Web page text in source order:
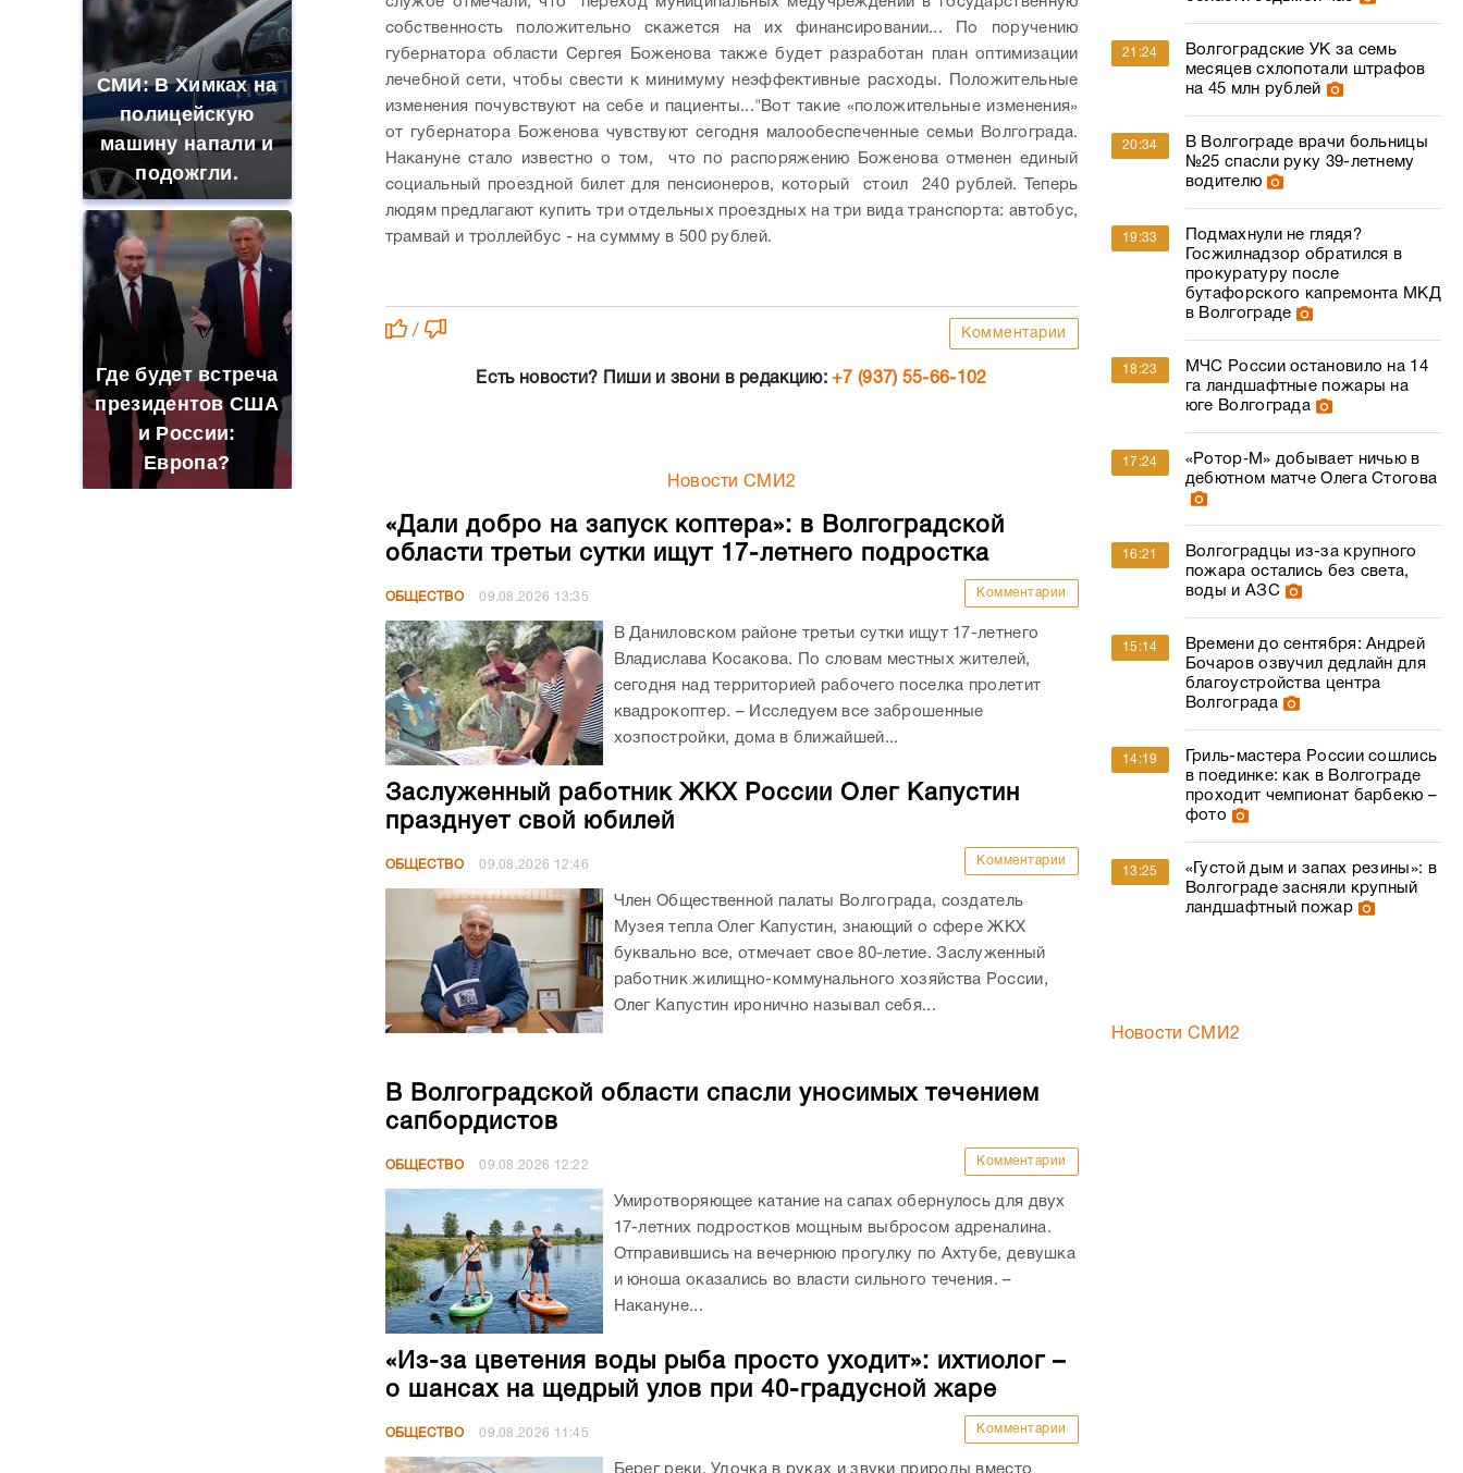
СМИ: В Химках на
полицейскую
машину напали и
подожгли.
Где будет встреча
президентов США
и России:
Европа?
собственность положительно скажется на их финансировании... По поручению
губернатора области Сергея Боженова также будет разработан план оптимизации
лечебной сети, чтобы свести к минимуму неэффективные расходы. Положительные
изменения почувствуют на себе и пациенты..." Вот такие «положительные изменения»
от губернатора Боженова чувствуют сегодня малообеспеченные семьи Волгограда.
Накануне стало известно о том, что по распоряжению Боженова отменен единый
социальный проездной билет для пенсионеров, который стоил 240 рублей. Теперь
людям предлагают купить три отдельных проездных на три вида транспорта: автобус,
трамвай и троллейбус - на суммму в 500 рублей.
/ Комментарии
Есть новости? Пиши и звони в редакцию:+7 (937) 55-66-102
Новости СМИ2
«Дали добро на запуск коптера»: в Волгоградской
области третьи сутки ищут 17-летнего подростка
ОБЩЕСТВО 09.08.2026 13:35 Комментарии
В Даниловском районе третьи сутки ищут 17-летнего
Владислава Косакова. По словам местных жителей,
сегодня над территорией рабочего поселка пролетит
квадрокоптер. – Исследуем все заброшенные
хозпостройки, дома в ближайшей...
Заслуженный работник ЖКХ России Олег Капустин
празднует свой юбилей
ОБЩЕСТВО 09.08.2026 12:46 Комментарии
Член Общественной палаты Волгограда, создатель
Музея тепла Олег Капустин, знающий о сфере ЖКХ
буквально все, отмечает свое 80-летие. Заслуженный
работник жилищно-коммунального хозяйства России,
Олег Капустин иронично называл себя...
В Волгоградской области спасли уносимых течением
сапбордистов
ОБЩЕСТВО 09.08.2026 12:22 Комментарии
Умиротворяющее катание на сапах обернулось для двух
17-летних подростков мощным выбросом адреналина.
Отправившись на вечернюю прогулку по Ахтубе, девушка
и юноша оказались во власти сильного течения. –
Накануне...
«Из-за цветения воды рыба просто уходит»: ихтиолог –
о шансах на щедрый улов при 40-градусной жаре
ОБЩЕСТВО 09.08.2026 11:45 Комментарии
Берег реки. Удочка в руках и звуки природы вместо
21:24
Волгоградские УК за семь
месяцев схлопотали штрафов
на 45 млн рублей
20:34
В Волгограде врачи больницы
№25 спасли руку 39-летнему
водителю
19:33
Подмахнули не глядя?
Госжилнадзор обратился в
прокуратуру после
бутафорского капремонта МКД
в Волгограде
18:23
МЧС России остановило на 14
га ландшафтные пожары на
юге Волгограда
17:24
«Ротор‑М» добывает ничью в
дебютном матче Олега Стогова
16:21
Волгоградцы из-за крупного
пожара остались без света,
воды и АЗС
15:14
Времени до сентября: Андрей
Бочаров озвучил дедлайн для
благоустройства центра
Волгограда
14:19
Гриль-мастера России сошлись
в поединке: как в Волгограде
проходит чемпионат барбекю –
фото
13:25
«Густой дым и запах резины»: в
Волгограде засняли крупный
ландшафтный пожар
Новости СМИ2